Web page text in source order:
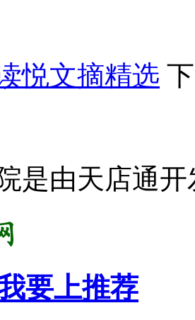
悦文摘精选
是由天店通
要上推荐